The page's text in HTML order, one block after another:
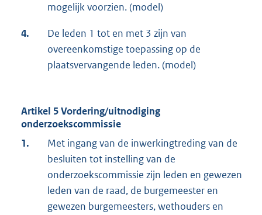
mogelijk voorzien. (model)
4.
De leden 1 tot en met 3 zijn van
overeenkomstige toepassing op de
plaatsvervangende leden. (model)
Artikel 5 Vordering/uitnodiging
onderzoekscommissie
1.
Met ingang van de inwerkingtreding van de
besluiten tot instelling van de
onderzoekscommissie zijn leden en gewezen
leden van de raad, de burgemeester en
gewezen burgemeesters, wethouders en